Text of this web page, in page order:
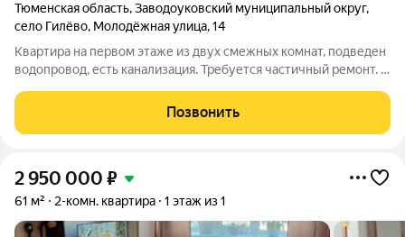
Тюменская область,Заводоуковский муниципальный округ,
село Гилёво, Молодёжная улица,14
Квартира на первом этаже из двух смежных комнат, подведен
водопровод, есть канализация. Требуется частичный ремонт. В
бонус это небольшой земельный участок под огород, на
котором есть теплица,
Позвонить
2 950 000 ₽
61 м² 2-комн. квартира 1 этаж из 1